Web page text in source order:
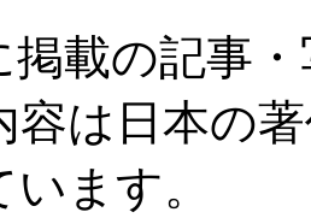
掲載の記事
容は日本の
ます。